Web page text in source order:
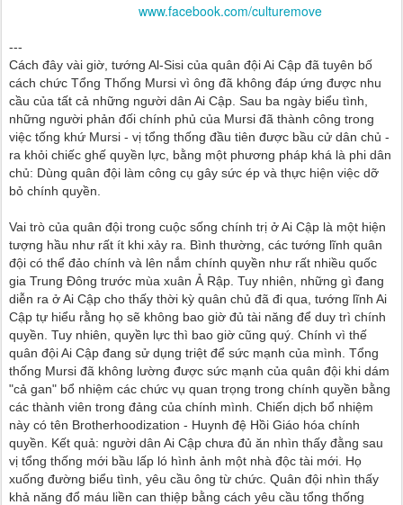
www.facebook.com/culturemove
---
Cách đây vài giờ, tướng Al-Sisi của quân đội Ai Cập đã tuyên bố
cách chức Tổng Thống Mursi vì ông đã không đáp ứng được nhu
cầu của tất cả những người dân Ai Cập. Sau ba ngày biểu tình,
những người phản đối chính phủ của Mursi đã thành công trong
việc tống khứ Mursi - vị tổng thống đầu tiên được bầu cử dân chủ -
ra khỏi chiếc ghế quyền lực, bằng một phương pháp khá là phi dân
chủ: Dùng quân đội làm công cụ gây sức ép và thực hiện việc dỡ
bỏ chính quyền.
Vai trò của quân đội trong cuộc sống chính trị ở Ai Cập là một hiện
tượng hầu như rất ít khi xảy ra. Bình thường, các tướng lĩnh quân
đội có thể đảo chính và lên nắm chính quyền như rất nhiều quốc
gia Trung Đông trước mùa xuân Ả Rập. Tuy nhiên, những gì đang
diễn ra ở Ai Cập cho thấy thời kỳ quân chủ đã đi qua, tướng lĩnh Ai
Cập tự hiểu rằng họ sẽ không bao giờ đủ tài năng để duy trì chính
quyền. Tuy nhiên, quyền lực thì bao giờ cũng quý. Chính vì thế
quân đội Ai Cập đang sử dụng triệt để sức mạnh của mình. Tổng
thống Mursi đã không lường được sức mạnh của quân đội khi dám
"cả gan" bổ nhiệm các chức vụ quan trọng trong chính quyền bằng
các thành viên trong đảng của chính mình. Chiến dịch bổ nhiệm
này có tên Brotherhoodization - Huynh đệ Hồi Giáo hóa chính
quyền. Kết quả: người dân Ai Cập chưa đủ ăn nhìn thấy đằng sau
vị tổng thống mới bầu lấp ló hình ảnh một nhà độc tài mới. Họ
xuống đường biểu tình, yêu cầu ông từ chức. Quân đội nhìn thấy
khả năng đổ máu liền can thiệp bằng cách yêu cầu tổng thống